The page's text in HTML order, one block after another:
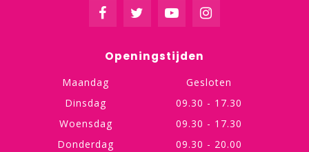
Openingstijden
Maandag
Gesloten
Dinsdag
09.30 - 17.30
Woensdag
09.30 - 17.30
Donderdag
09.30 - 20.00